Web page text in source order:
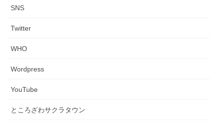
SNS
Twitter
WHO
Wordpress
YouTube
ところざわサクラタウン